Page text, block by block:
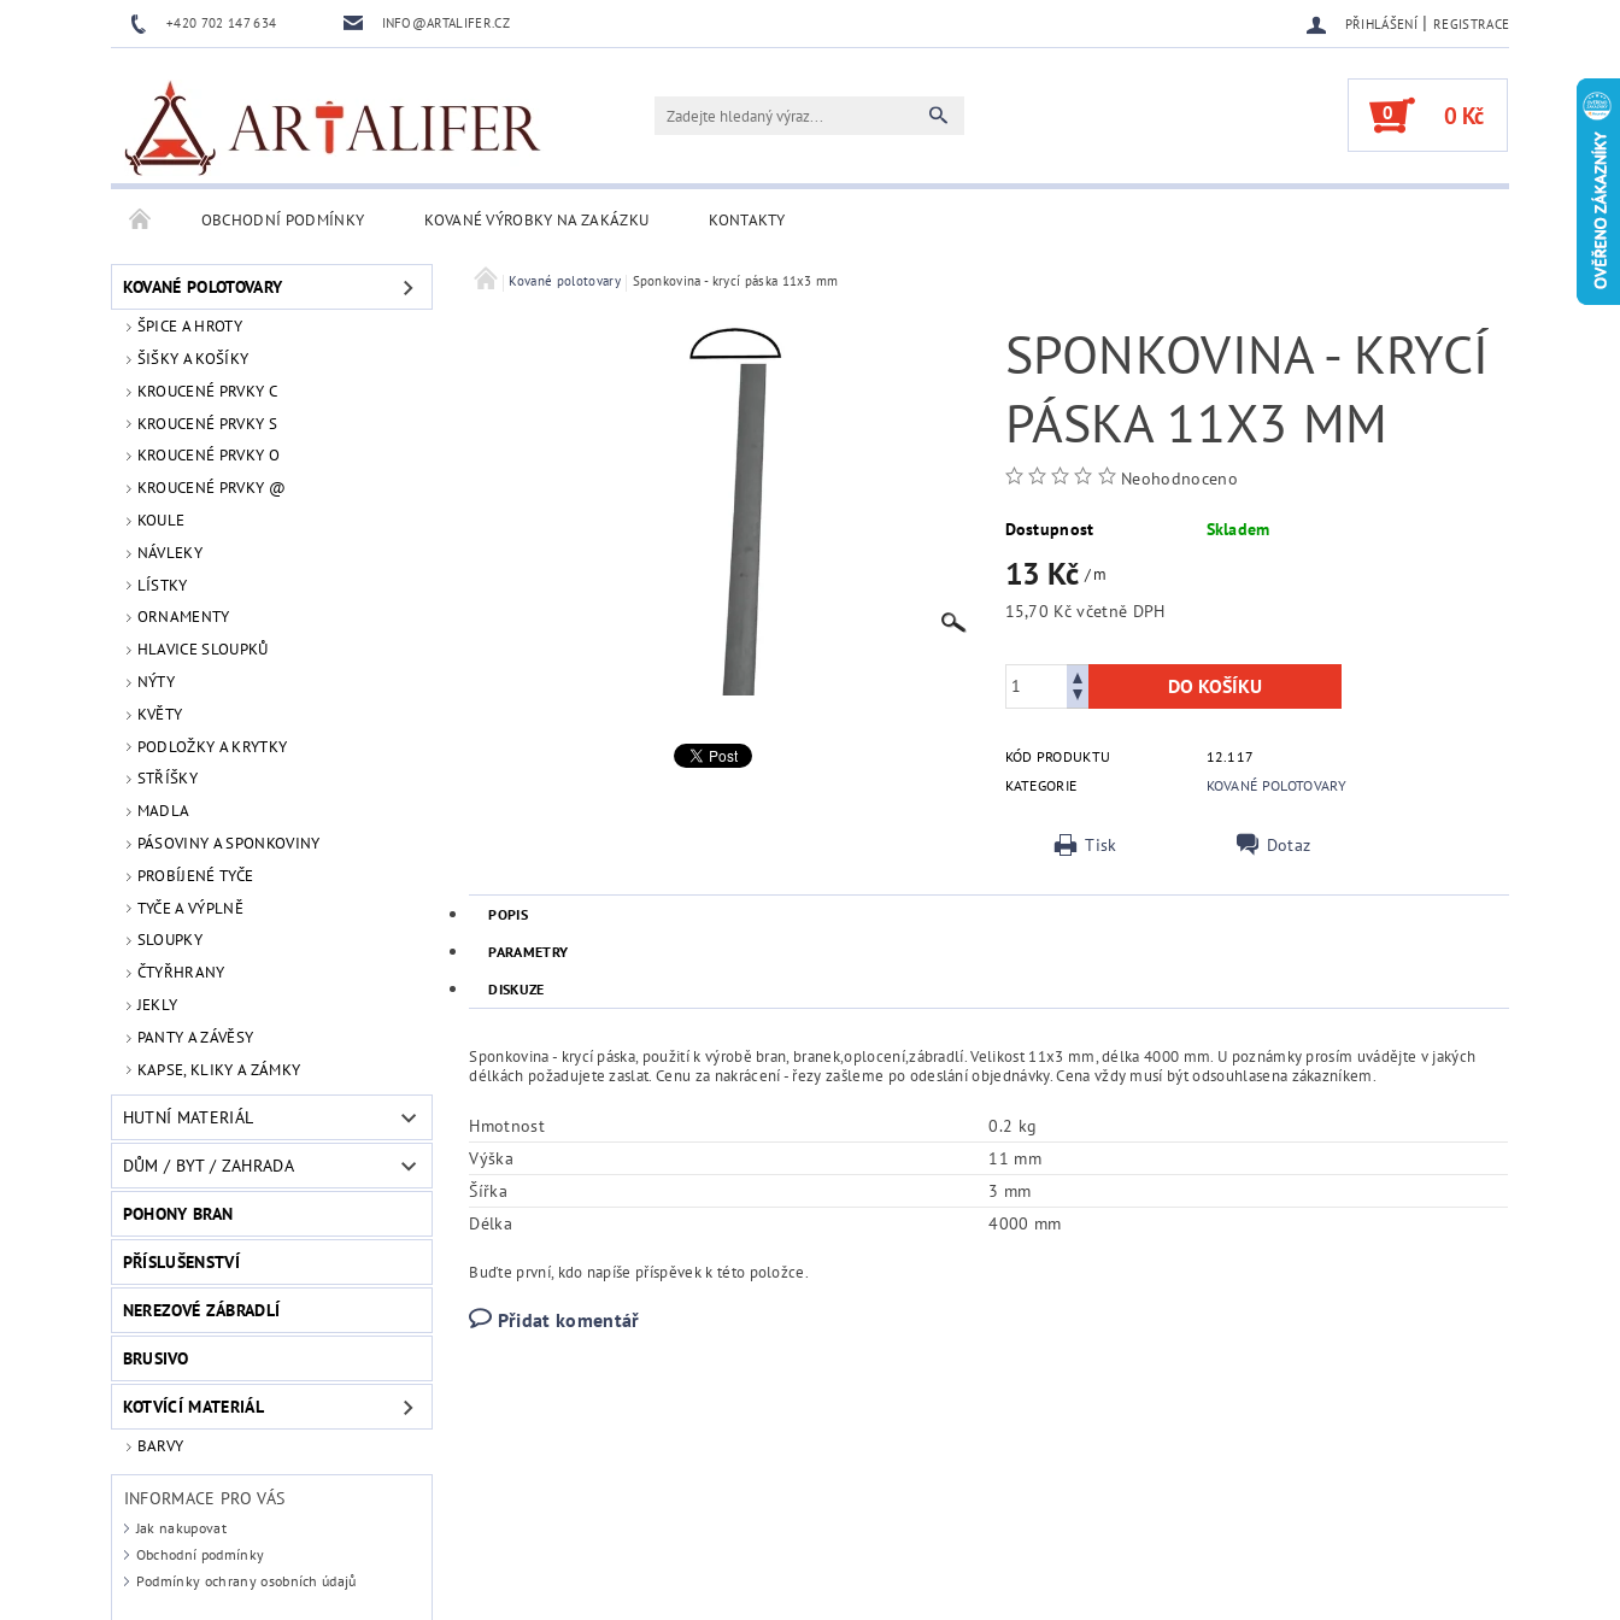
+420 702 147 634 INFO@ARTALIFER.CZ PŘIHLÁŠENÍ | REGISTRACE
0 0 Kč
OBCHODNÍ PODMÍNKY KOVANÉ VÝROBKY NA ZAKÁZKU KONTAKTY
KOVANÉ POLOTOVARY
ŠPICE A HROTY
ŠIŠKY A KOŠÍKY
KROUCENÉ PRVKY C
KROUCENÉ PRVKY S
KROUCENÉ PRVKY O
KROUCENÉ PRVKY @
KOULE
NÁVLEKY
LÍSTKY
ORNAMENTY
HLAVICE SLOUPKŮ
NÝTY
KVĚTY
PODLOŽKY A KRYTKY
STŘÍŠKY
MADLA
PÁSOVINY A SPONKOVINY
PROBÍJENÉ TYČE
TYČE A VÝPLNĚ
SLOUPKY
ČTYŘHRANY
JEKLY
PANTY A ZÁVĚSY
KAPSE, KLIKY A ZÁMKY
HUTNÍ MATERIÁL
DŮM / BYT / ZAHRADA
POHONY BRAN
PŘÍSLUŠENSTVÍ
NEREZOVÉ ZÁBRADLÍ
BRUSIVO
KOTVÍCÍ MATERIÁL
BARVY
INFORMACE PRO VÁS
Jak nakupovat
Obchodní podmínky
Podmínky ochrany osobních údajů
Kované polotovary Sponkovina - krycí páska 11x3 mm
SPONKOVINA - KRYCÍ
PÁSKA 11X3 MM
Neohodnoceno
Dostupnost Skladem
13 Kč/ m
15,70 Kč včetně DPH
KÓD PRODUKTU
12.117
KATEGORIE
KOVANÉ POLOTOVARY
Tisk Dotaz
POPIS
PARAMETRY
DISKUZE
Sponkovina - krycí páska, použití k výrobě bran, branek,oplocení,zábradlí. Velikost 11x3 mm, délka 4000 mm. U poznámky prosím uvádějte v jakých
délkách požadujete zaslat. Cenu za nakrácení - řezy zašleme po odeslání objednávky. Cena vždy musí být odsouhlasena zákazníkem.
Hmotnost
0.2 kg
Výška
11 mm
Šířka
3 mm
Délka
4000 mm
Buďte první, kdo napíše příspěvek k této položce.
Přidat komentář